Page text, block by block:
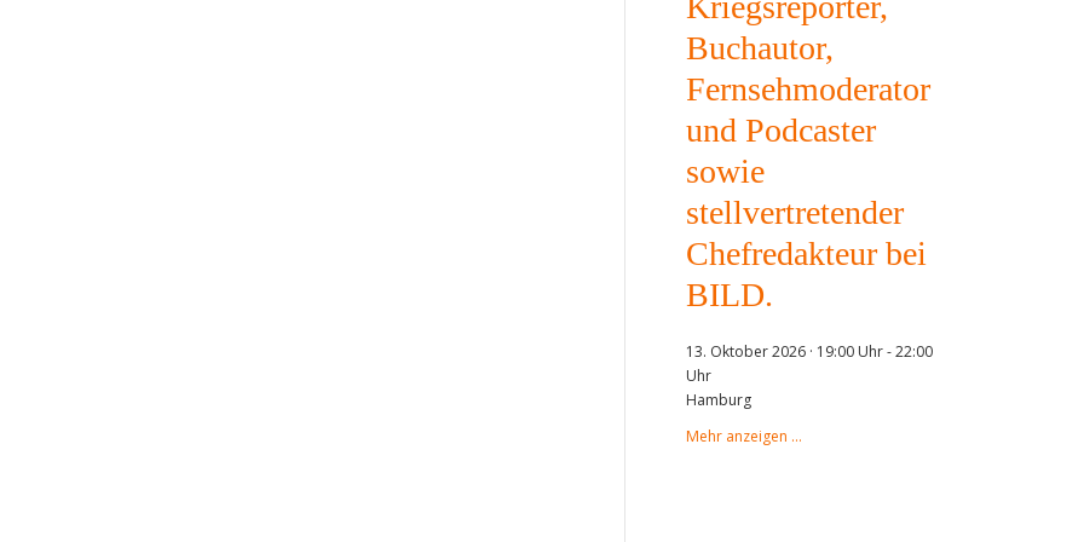
Buchautor,
Fernsehmoderator
und Podcaster
sowie
stellvertretender
Chefredakteur bei
BILD.
13. Oktober 2026 · 19:00 Uhr-22:00
Uhr
Hamburg
Mehr anzeigen …